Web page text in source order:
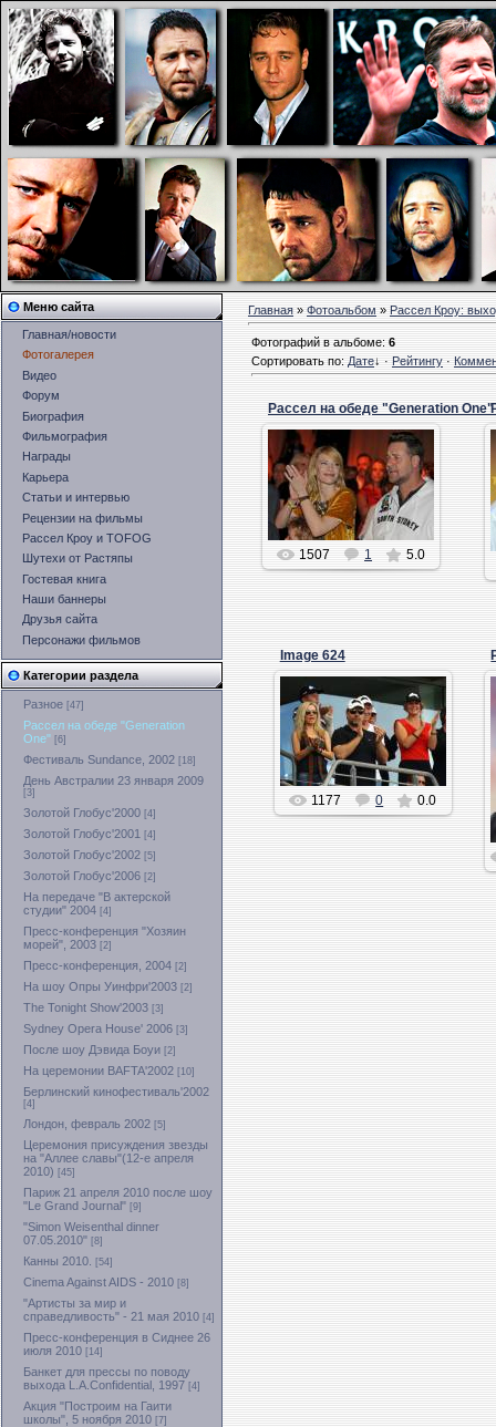
Меню сайта
Главная/новости
Фотогалерея
Видео
Форум
Биография
Фильмография
Награды
Карьера
Статьи и интервью
Рецензии на фильмы
Рассел Кроу и TOFOG
Шутехи от Растяпы
Гостевая книга
Наши баннеры
Друзья сайта
Персонажи фильмов
Категории раздела
Разное [47]
Рассел на обеде "Generation
One" [6]
Фестиваль Sundance, 2002 [18]
День Австралии 23 января 2009
[3]
Золотой Глобус'2000 [4]
Золотой Глобус'2001 [4]
Золотой Глобус'2002 [5]
Золотой Глобус'2006 [2]
На передаче "В актерской
студии" 2004 [4]
Пресс-конференция "Хозяин
морей", 2003 [2]
Пресс-конференция, 2004 [2]
На шоу Опры Уинфри'2003 [2]
The Tonight Show'2003 [3]
Sydney Opera House' 2006 [3]
После шоу Дэвида Боуи [2]
На церемонии BAFTA'2002 [10]
Берлинский кинофестиваль'2002
[4]
Лондон, февраль 2002 [5]
Церемония присуждения звезды
на "Аллее славы"(12-е апреля
2010) [45]
Париж 21 апреля 2010 после шоу
"Le Grand Journal" [9]
"Simon Weisenthal dinner
07.05.2010" [8]
Канны 2010. [54]
Cinema Against AIDS - 2010 [8]
"Артисты за мир и
справедливость" - 21 мая 2010 [4]
Пресс-конференция в Сиднее 26
июля 2010 [14]
Банкет для прессы по поводу
выхода L.A.Confidential, 1997 [4]
Акция "Построим на Гаити
школы", 5 ноября 2010 [7]
Главная»Фотоальбом»Рассел Кроу:
Фотографий в альбоме:6
Сортировать по:Дате↓·Рейтингу·
Рассел на обеде "Generation One"
21.03.2010
kisyulya
1507 1 5.0
Image 624
21.03.2010
kisyulya
1177 0 0.0